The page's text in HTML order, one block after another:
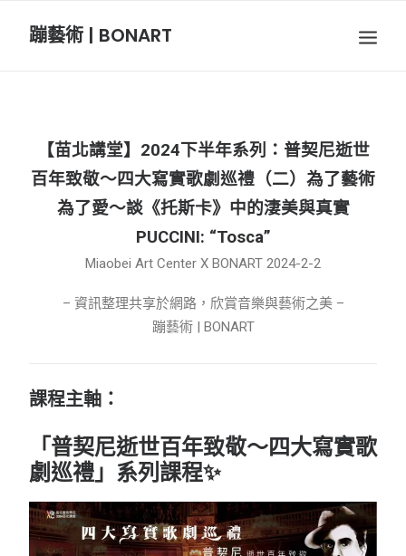
蹦藝術 | BONART
BON攝影
關於我們
SEARCH
【苗北講堂】2024下半年系列：普契尼逝世
百年致敬～四大寫實歌劇巡禮（二）為了藝術
為了愛～談《托斯卡》中的淒美與真實
PUCCINI: “Tosca”
Miaobei Art Center X BONART 2024-2-2
– 資訊整理共享於網路，欣賞音樂與藝術之美 –
蹦藝術 | BONART
課程主軸：
「普契尼逝世百年致敬～四大寫實歌
劇巡禮」系列課程✨